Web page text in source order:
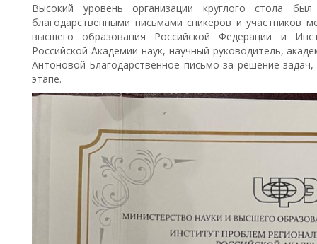
Высокий уровень организации круглого стола
благодарственными письмами спикеров и участников
высшего образования Российской Федерации и
Российской Академии наук, научный руководитель,
Антоновой Благодарственное письмо за решение
этапе.